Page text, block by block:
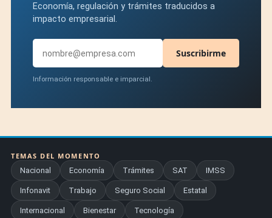
Economía, regulación y trámites traducidos a
impacto empresarial.
Suscribirme
Información responsable e imparcial.
TEMAS DEL MOMENTO
Nacional
Economía Trámites SAT IMSS
Infonavit Trabajo Seguro Social Estatal
Internacional Bienestar Tecnología